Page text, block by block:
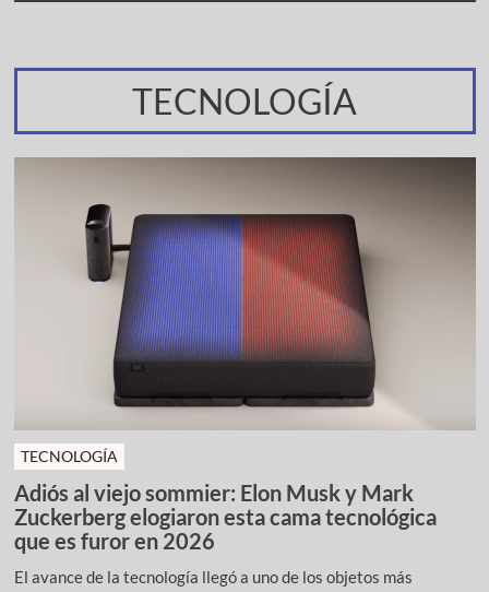
TECNOLOGÍA
TECNOLOGÍA
Adiós al viejo sommier: Elon Musk y Mark
Zuckerberg elogiaron esta cama tecnológica
que es furor en 2026
El avance de la tecnología llegó a uno de los objetos más